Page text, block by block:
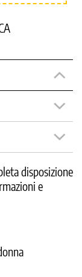
disposizione
e